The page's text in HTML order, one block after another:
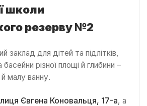
школи
резерву №2
заклад для дітей та підлітків,
різної площі й глибини –
малу ванну.
Євгена Коновальця, 17-а, а